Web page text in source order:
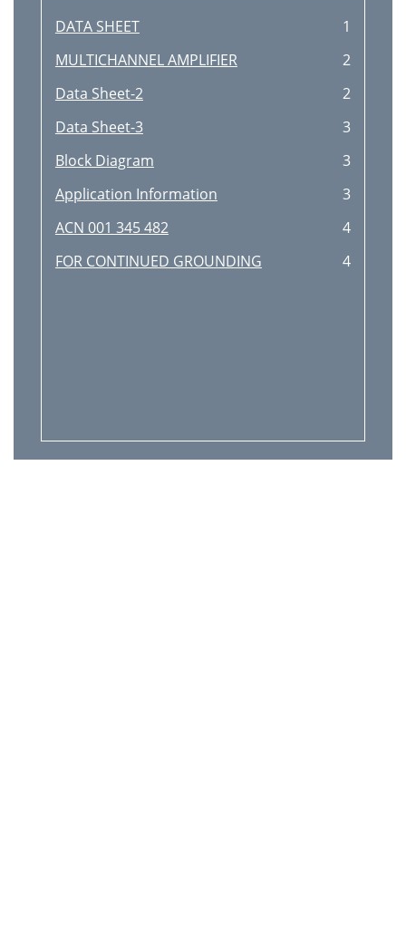
DATA SHEET
1
MULTICHANNEL AMPLIFIER
2
Data Sheet-2
2
Data Sheet-3
3
Block Diagram
3
Application Information
3
ACN 001 345 482
4
FOR CONTINUED GROUNDING
4